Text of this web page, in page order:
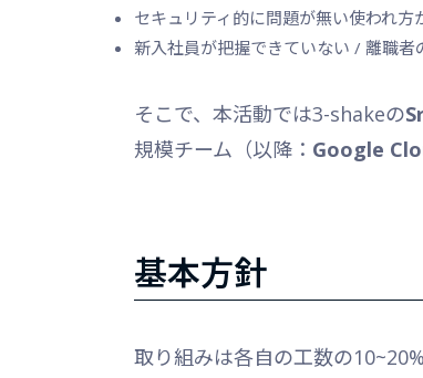
セキュリティ的に問題が無い使われ方
新入社員が把握できていない / 離職
そこで、本活動では3-shakeの
規模チーム（以降： Google
基本方針
取り組みは各自の工数の